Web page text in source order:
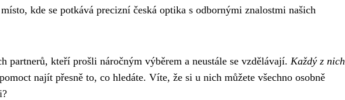
kde se potkává precizní česká optika s odbornými znalostmi našich
partnerů, kteří prošli náročným výběrem a neustále se vzdělávají. Každý z nich
najít přesně to, co hledáte. Víte, že si u nich můžete všechno osobně